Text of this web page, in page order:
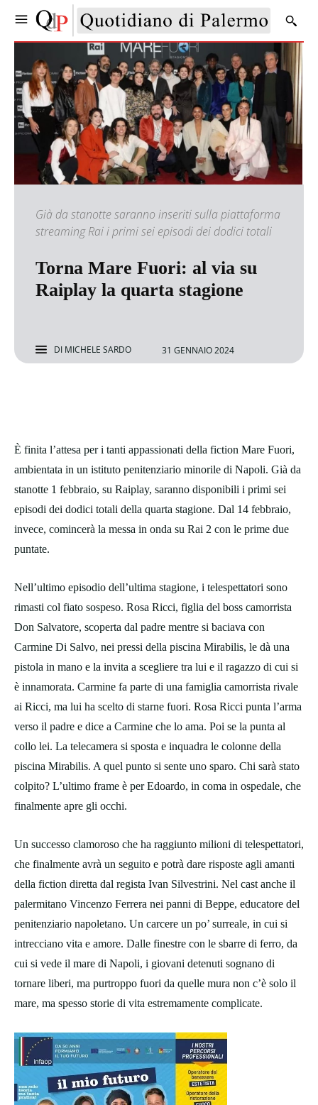
Già da stanotte saranno inseriti sulla piattaforma
streaming Rai i primi sei episodi dei dodici totali
Torna Mare Fuori: al via su
Raiplay la quarta stagione
DI MICHELE SARDO 31 GENNAIO 2024
È finita l’attesa per i tanti appassionati della fiction Mare Fuori,
ambientata in un istituto penitenziario minorile di Napoli. Già da
stanotte 1 febbraio, su Raiplay, saranno disponibili i primi sei
episodi dei dodici totali della quarta stagione. Dal 14 febbraio,
invece, comincerà la messa in onda su Rai 2 con le prime due
puntate.
Nell’ultimo episodio dell’ultima stagione, i telespettatori sono
rimasti col fiato sospeso. Rosa Ricci, figlia del boss camorrista
Don Salvatore, scoperta dal padre mentre si baciava con
Carmine Di Salvo, nei pressi della piscina Mirabilis, le dà una
pistola in mano e la invita a scegliere tra lui e il ragazzo di cui si
è innamorata. Carmine fa parte di una famiglia camorrista rivale
ai Ricci, ma lui ha scelto di starne fuori. Rosa Ricci punta l’arma
verso il padre e dice a Carmine che lo ama. Poi se la punta al
collo lei. La telecamera si sposta e inquadra le colonne della
piscina Mirabilis. A quel punto si sente uno sparo. Chi sarà stato
colpito? L’ultimo frame è per Edoardo, in coma in ospedale, che
finalmente apre gli occhi.
Un successo clamoroso che ha raggiunto milioni di telespettatori,
che finalmente avrà un seguito e potrà dare risposte agli amanti
della fiction diretta dal regista Ivan Silvestrini. Nel cast anche il
palermitano Vincenzo Ferrera nei panni di Beppe, educatore del
penitenziario napoletano. Un carcere un po’ surreale, in cui si
intrecciano vita e amore. Dalle finestre con le sbarre di ferro, da
cui si vede il mare di Napoli, i giovani detenuti sognano di
tornare liberi, ma purtroppo fuori da quelle mura non c’è solo il
mare, ma spesso storie di vita estremamente complicate.